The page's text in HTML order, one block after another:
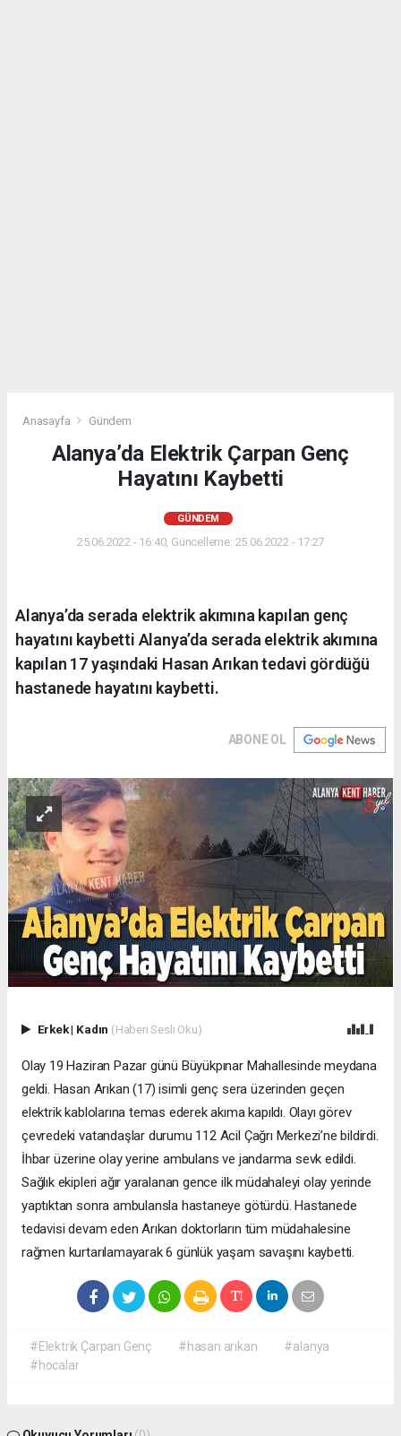
Anasayfa Gündem
Alanya’da Elektrik Çarpan Genç
Hayatını Kaybetti
GÜNDEM
25.06.2022 - 16:40, Güncelleme: 25.06.2022 - 17:27
Alanya’da serada elektrik akımına kapılan genç
hayatını kaybetti Alanya’da serada elektrik akımına
kapılan 17 yaşındaki Hasan Arıkan tedavi gördüğü
hastanede hayatını kaybetti.
ABONE OL
Erkek| Kadın (Haberi Sesli Oku)
Olay 19 Haziran Pazar günü Büyükpınar Mahallesinde meydana
geldi. Hasan Arıkan (17) isimli genç sera üzerinden geçen
elektrik kablolarına temas ederek akıma kapıldı. Olayı görev
çevredeki vatandaşlar durumu 112 Acil Çağrı Merkezi’ne bildirdi.
İhbar üzerine olay yerine ambulans ve jandarma sevk edildi.
Sağlık ekipleri ağır yaralanan gence ilk müdahaleyi olay yerinde
yaptıktan sonra ambulansla hastaneye götürdü. Hastanede
tedavisi devam eden Arıkan doktorların tüm müdahalesine
rağmen kurtarılamayarak 6 günlük yaşam savaşını kaybetti.
#Elektrik Çarpan Genç #hasan arıkan
#alanya
#hocalar